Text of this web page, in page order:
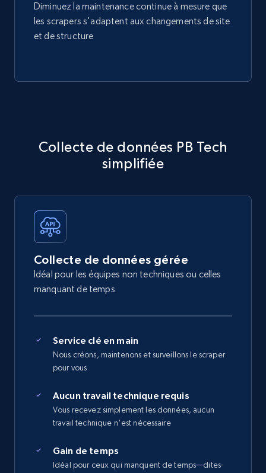
Diminuez la maintenance continue à mesure que
les scrapers s'adaptent aux changements de site
et de structure
Collecte de données PB Tech
simplifiée
Collecte de données gérée
Idéal pour les équipes non techniques ou celles
manquant de temps
Service clé en main
Nous créons, maintenons et surveillons le scraper
pour vous
Aucun travail technique requis
Vous recevez simplement les données, aucun
travail technique n'est nécessaire
Gain de temps
Idéal pour ceux qui manquent de temps—dites-